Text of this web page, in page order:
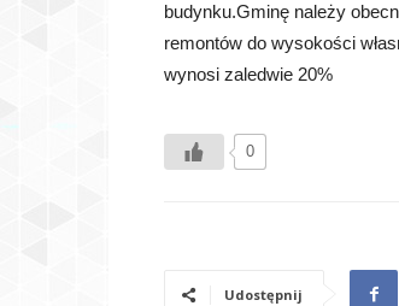
budynku.Gminę należy
remontów do wysokości
wynosi zaledwie 20%
0
Udostępnij